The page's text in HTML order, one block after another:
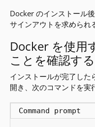
Docker のインストール
サインアウトを求められ
Docker を使用
ことを確認する
インストールが完了した
開き、次のコマンドを実
Command prompt